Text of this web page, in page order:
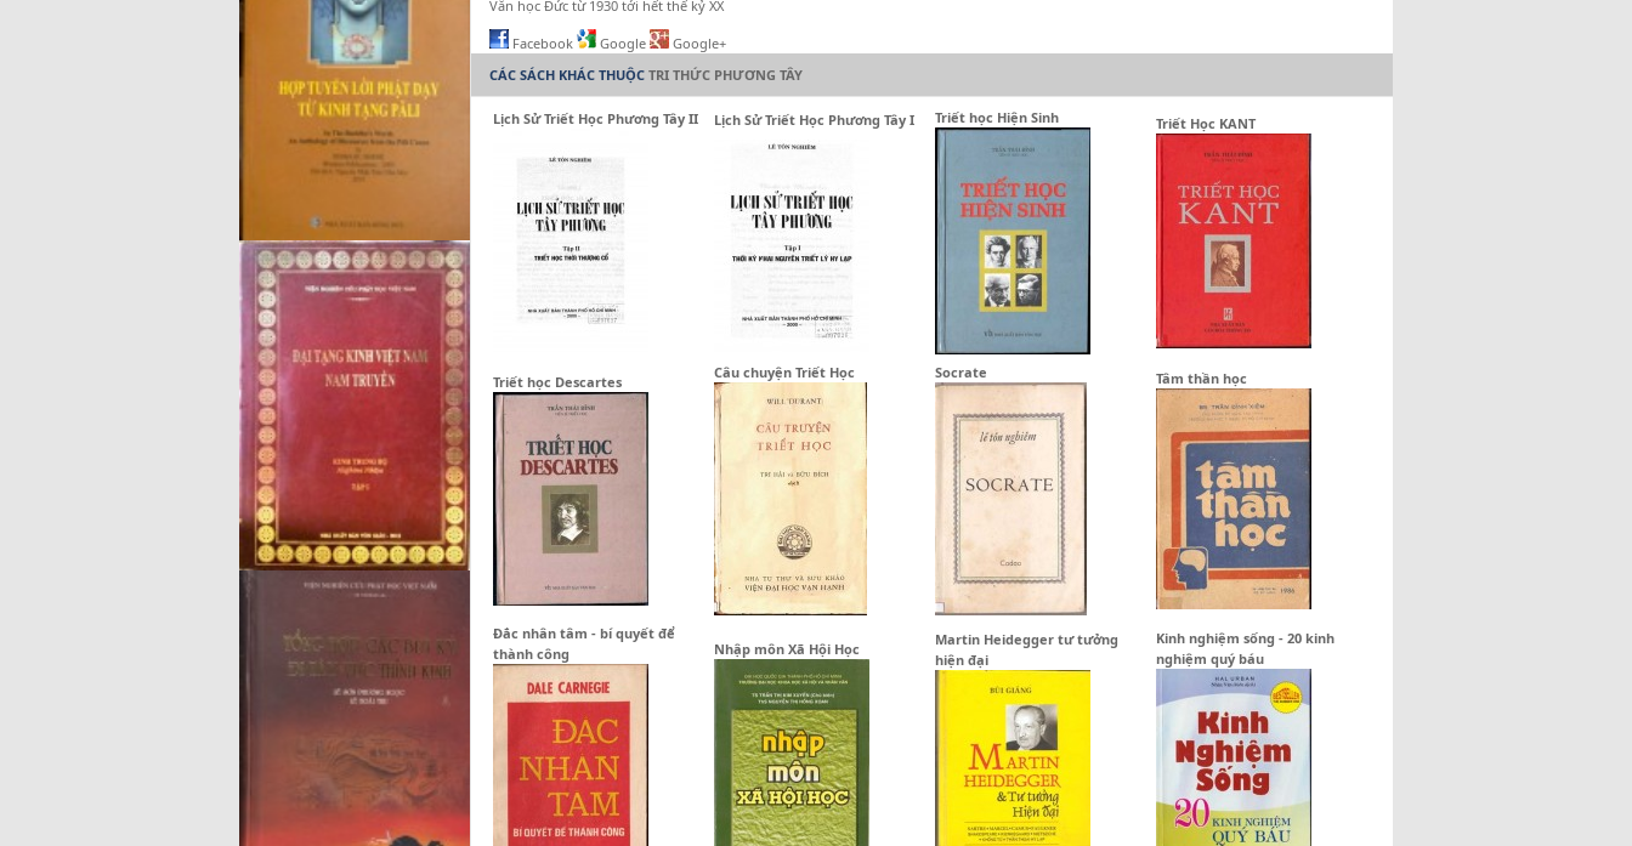
Văn học Đức từ 1930 tới hết thế kỷ XX
Facebook Google
Google+
CÁC SÁCH KHÁC THUỘC TRI THỨC PHƯƠNG TÂY
Lịch Sử Triết Học Phương Tây II Lịch Sử Triết Học Phương Tây I Triết học Hiện Sinh Triết Học KANT
Triết học Descartes
Câu chuyện Triết Học Socrate Tâm thần học
Đắc nhân tâm - bí quyết để
thành công
Nhập môn Xã Hội Học
Martin Heidegger tư tưởng
hiện đại
Kinh nghiệm sống - 20 kinh
nghiệm quý báu